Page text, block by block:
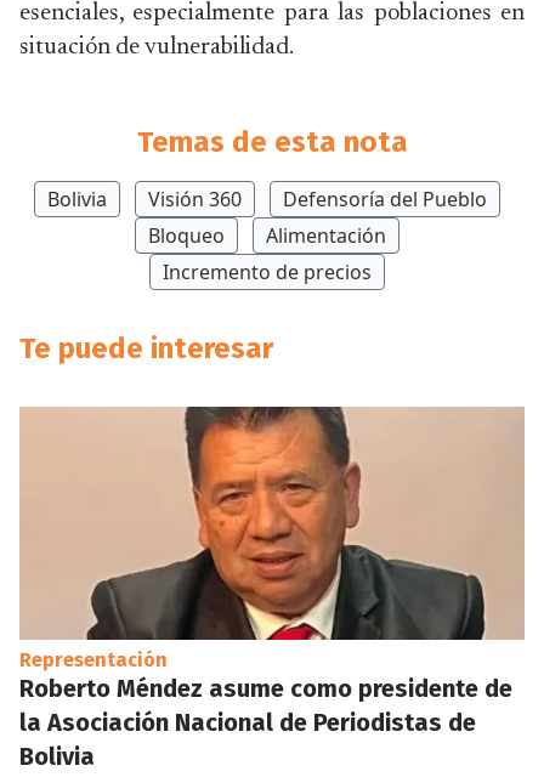
esenciales, especialmente para las poblaciones en
situación de vulnerabilidad.
Temas de esta nota
Bolivia Visión 360
Defensoría del Pueblo
Bloqueo
Alimentación
Incremento de precios
Te puede interesar
Representación
Roberto Méndez asume como presidente de
la Asociación Nacional de Periodistas de
Bolivia